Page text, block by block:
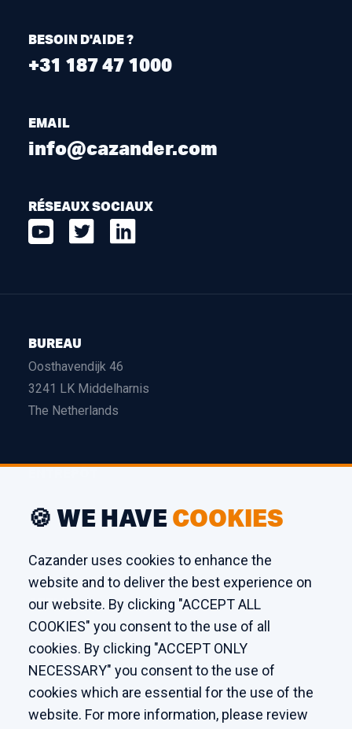
BESOIN D'AIDE ?
+31 187 47 1000
EMAIL
info@cazander.com
RÉSEAUX SOCIAUX
BUREAU
Oosthavendijk 46
3241 LK Middelharnis
The Netherlands
3241 LS Middelharnis
ATELIER
Kaagstraat 7
8102 GZ Raalte
The Netherlands
🍪 WE HAVECOOKIES
Cazander uses cookies to enhance the
website and to deliver the best experience on
our website. By clicking "ACCEPT ALL
COOKIES" you consent to the use of all
cookies. By clicking "ACCEPT ONLY
NECESSARY" you consent to the use of
cookies which are essential for the use of the
website. For more information, please review